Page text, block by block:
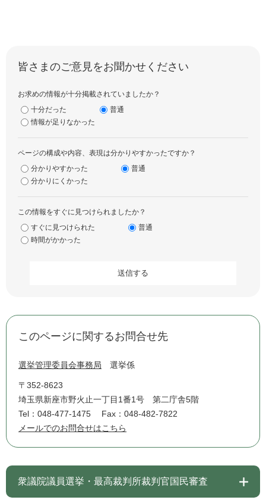
皆さまのご意見をお聞かせください
お求めの情報が十分掲載されていましたか？
十分だった
普通
情報が足りなかった
ページの構成や内容、表現は分かりやすかったですか？
分かりやすかった
普通
分かりにくかった
この情報をすぐに見つけられましたか？
すぐに見つけられた
普通
時間がかかった
このページに関するお問合せ先
選挙管理委員会事務局 選挙係
〒352-8623
埼玉県新座市野火止一丁目1番1号 第二庁舎5階
Tel：048-477-1475
Fax：048-482-7822
メールでのお問合せはこちら
衆議院議員選挙・最高裁判所裁判官国民審査